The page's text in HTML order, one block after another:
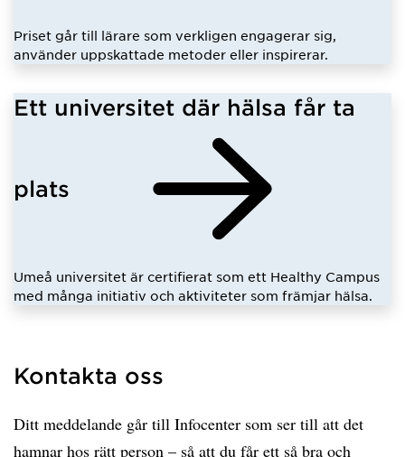
Priset går till lärare som verkligen engagerar sig,
använder uppskattade metoder eller inspirerar.
Ett universitet där hälsa får ta
plats
Umeå universitet är certifierat som ett Healthy Campus
med många initiativ och aktiviteter som främjar hälsa.
Kontakta oss
Ditt meddelande går till Infocenter som ser till att det
hamnar hos rätt person – så att du får ett så bra och